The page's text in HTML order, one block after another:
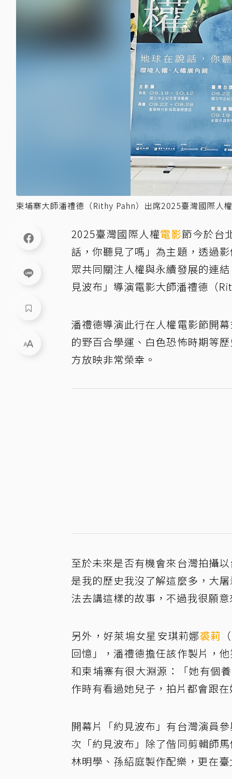
柬埔寨大師潘禮德（Rithy Pahn）出席2025臺灣國際人
2025臺灣國際人權電影節今於台
話，你聽見了嗎」為主題，透過
眾共同關注人權與永續發展的連
見波布」導演電影大師潘禮德（
潘禮德導演此行在人權電影節開
的野百合學運、白色恐怖時期等
方放映非常榮幸。
至於未來是否有機會來台灣拍攝
是我的歷史我沒了解這麼多，大
法去講這樣的故事，不過我很願
另外，好萊塢女星安琪莉娜裘莉
回憶」，潘禮德擔任該作製片，
和柬埔寨有很大淵源：「她有個
作時有看過她兒子，拍片都會跟在
開幕片「約見波布」有台灣演員
次「約見波布」除了偕同剪輯師
林明學、孫紹庭製作配樂，更在